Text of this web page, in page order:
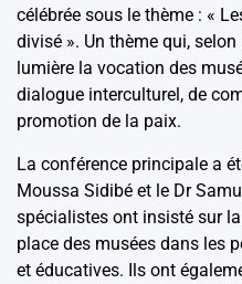
célébrée sous le thème : «
divisé ». Un thème qui,
lumière la vocation des
dialogue interculturel, de
promotion de la paix.
La conférence principale a
Moussa Sidibé et le Dr
spécialistes ont insisté sur
place des musées dans les
et éducatives. Ils ont